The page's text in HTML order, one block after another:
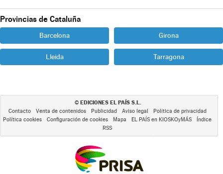
Provincias de Cataluña
Barcelona Girona
Lleida Tarragona
© EDICIONES EL PAÍS S.L.
Contacto Venta de contenidos Publicidad Aviso legal
Política de privacidad
Política cookies
Configuración de cookies Mapa EL PAÍS en KIOSKOyMÁS
Índice
RSS